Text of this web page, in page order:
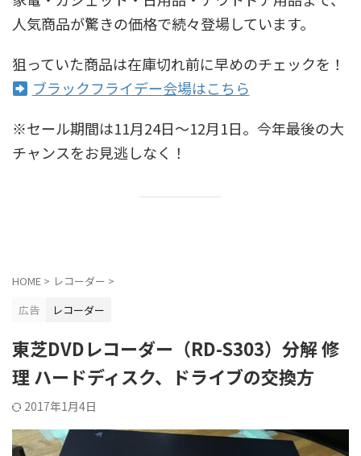
人気商品が驚きの価格で続々登場しています。
狙っていた商品は在庫切れ前に早めのチェックを！
ブラックフライデー会場はこちら
※セール期間は11月24日〜12月1日。今年最後の大
チャンスをお見逃しなく！
HOME > レコーダー >
広告
レコーダー
東芝DVDレコーダー（RD-S303）分解 修
理 ハードディスク、ドライブの交換方
2017年1月4日